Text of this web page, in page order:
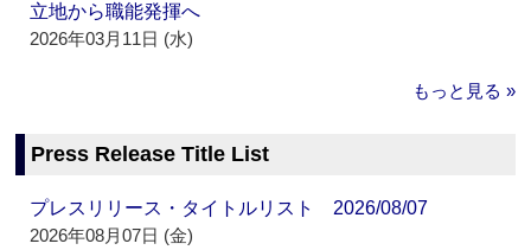
立地から職能発揮へ
2026年03月11日 (水)
もっと見る »
Press Release Title List
プレスリリース・タイトルリスト 2026/08/07
2026年08月07日 (金)